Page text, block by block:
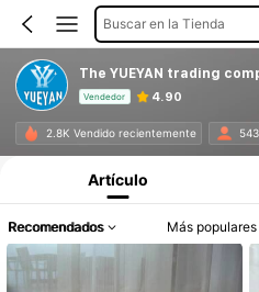
Buscar en la Tienda
The YUEYAN trading
Vendedor 4.90
2.8K Vendido recientemente
Artículo
Recomendados Más populares